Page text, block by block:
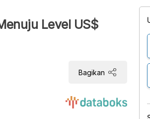
Level US$
Bagikan